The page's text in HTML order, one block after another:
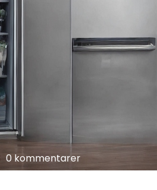
0 kommentarer